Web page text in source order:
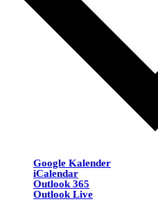
Google Kalender
iCalendar
Outlook 365
Outlook Live